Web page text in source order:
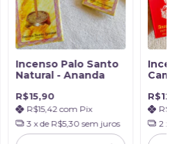
Incenso Palo Santo
Natural - Ananda
R$15,90
R$15,42com Pix
3 x de R$5,30 sem juros
2 x